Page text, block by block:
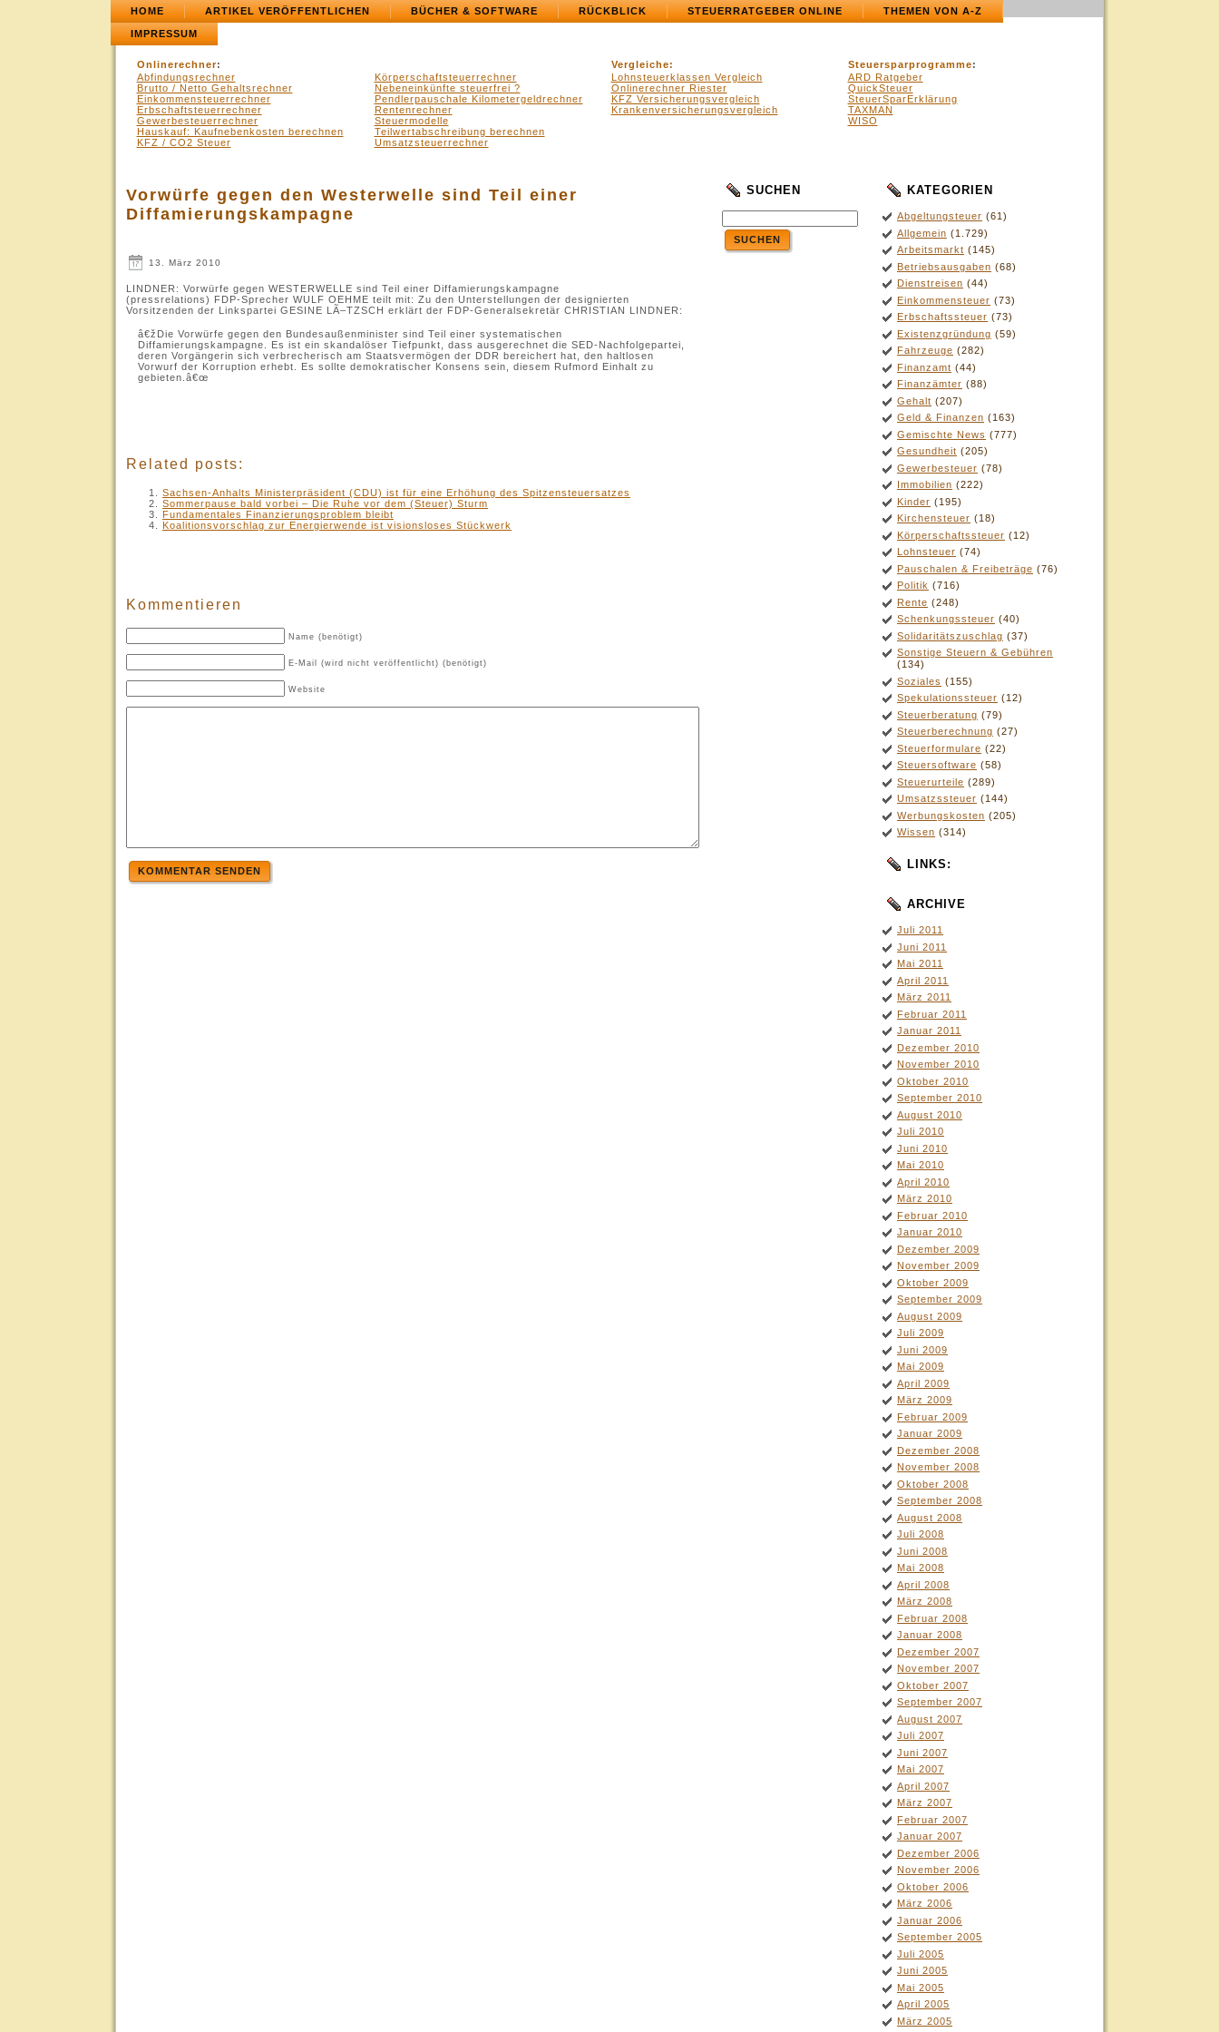
HOME ARTIKEL VERÖFFENTLICHEN BÜCHER & SOFTWARE RÜCKBLICK STEUERRATGEBER ONLINE THEMEN VON A-Z
IMPRESSUM
Onlinerechner: Vergleiche: Steuersparprogramme:
Abfindungsrechner
Brutto / Netto Gehaltsrechner
Einkommensteuerrechner
Erbschaftsteuerrechner
Gewerbesteuerrechner
Hauskauf: Kaufnebenkosten berechnen
KFZ / CO2 Steuer
Körperschaftsteuerrechner
Nebeneinkünfte steuerfrei ?
Pendlerpauschale Kilometergeldrechner
Rentenrechner
Steuermodelle
Teilwertabschreibung berechnen
Umsatzsteuerrechner
Lohnsteuerklassen Vergleich
Onlinerechner Riester
KFZ Versicherungsvergleich
Krankenversicherungsvergleich
ARD Ratgeber
QuickSteuer
SteuerSparErklärung
TAXMAN
WISO
Vorwürfe gegen den Westerwelle sind Teil einer
Diffamierungskampagne
13. März 2010
LINDNER: Vorwürfe gegen WESTERWELLE sind Teil einer Diffamierungskampagne
(pressrelations) FDP-Sprecher WULF OEHME teilt mit: Zu den Unterstellungen der designierten
Vorsitzenden der Linkspartei GESINE LÃ–TZSCH erklärt der FDP-Generalsekretär CHRISTIAN LINDNER:
â€žDie Vorwürfe gegen den Bundesaußenminister sind Teil einer systematischen
Diffamierungskampagne. Es ist ein skandalöser Tiefpunkt, dass ausgerechnet die SED-Nachfolgepartei,
deren Vorgängerin sich verbrecherisch am Staatsvermögen der DDR bereichert hat, den haltlosen
Vorwurf der Korruption erhebt. Es sollte demokratischer Konsens sein, diesem Rufmord Einhalt zu
gebieten.â€œ
Related posts:
Sachsen-Anhalts Ministerpräsident (CDU) ist für eine Erhöhung des Spitzensteuersatzes
Sommerpause bald vorbei – Die Ruhe vor dem (Steuer) Sturm
Fundamentales Finanzierungsproblem bleibt
Koalitionsvorschlag zur Energierwende ist visionsloses Stückwerk
Kommentieren
Name (benötigt)
E-Mail (wird nicht veröffentlicht) (benötigt)
Website
KOMMENTAR SENDEN
SUCHEN
SUCHEN
KATEGORIEN
Abgeltungsteuer (61)
Allgemein (1.729)
Arbeitsmarkt (145)
Betriebsausgaben (68)
Dienstreisen (44)
Einkommensteuer (73)
Erbschaftssteuer (73)
Existenzgründung (59)
Fahrzeuge (282)
Finanzamt (44)
Finanzämter (88)
Gehalt (207)
Geld & Finanzen (163)
Gemischte News (777)
Gesundheit (205)
Gewerbesteuer (78)
Immobilien (222)
Kinder (195)
Kirchensteuer (18)
Körperschaftssteuer (12)
Lohnsteuer (74)
Pauschalen & Freibeträge (76)
Politik (716)
Rente (248)
Schenkungssteuer (40)
Solidaritätszuschlag (37)
Sonstige Steuern & Gebühren
(134)
Soziales (155)
Spekulationssteuer (12)
Steuerberatung (79)
Steuerberechnung (27)
Steuerformulare (22)
Steuersoftware (58)
Steuerurteile (289)
Umsatzssteuer (144)
Werbungskosten (205)
Wissen (314)
LINKS:
ARCHIVE
Juli 2011
Juni 2011
Mai 2011
April 2011
März 2011
Februar 2011
Januar 2011
Dezember 2010
November 2010
Oktober 2010
September 2010
August 2010
Juli 2010
Juni 2010
Mai 2010
April 2010
März 2010
Februar 2010
Januar 2010
Dezember 2009
November 2009
Oktober 2009
September 2009
August 2009
Juli 2009
Juni 2009
Mai 2009
April 2009
März 2009
Februar 2009
Januar 2009
Dezember 2008
November 2008
Oktober 2008
September 2008
August 2008
Juli 2008
Juni 2008
Mai 2008
April 2008
März 2008
Februar 2008
Januar 2008
Dezember 2007
November 2007
Oktober 2007
September 2007
August 2007
Juli 2007
Juni 2007
Mai 2007
April 2007
März 2007
Februar 2007
Januar 2007
Dezember 2006
November 2006
Oktober 2006
März 2006
Januar 2006
September 2005
Juli 2005
Juni 2005
Mai 2005
April 2005
März 2005